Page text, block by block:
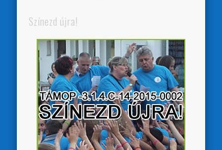
Színezd újra!